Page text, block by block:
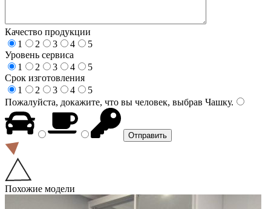
Качество продукции
1
2 3 4
5
Уровень сервиса
1
2 3 4
5
Срок изготовления
1
2 3 4
5
Пожалуйста, докажите, что вы человек, выбрав Чашку.
Похожие модели